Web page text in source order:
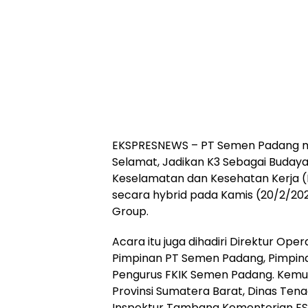
EKSPRESNEWS – PT Semen
Selamat, Jadikan K3 Sebagai
Keselamatan dan Kesehatan Kerja
secara hybrid pada Kamis (20/2/
Group.
Acara itu juga dihadiri Direktur
Pimpinan PT Semen Padang,
Pengurus FKIK Semen Padang.
Provinsi Sumatera Barat, Dinas